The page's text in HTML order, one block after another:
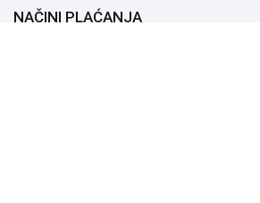
NAČINI PLAĆANJA